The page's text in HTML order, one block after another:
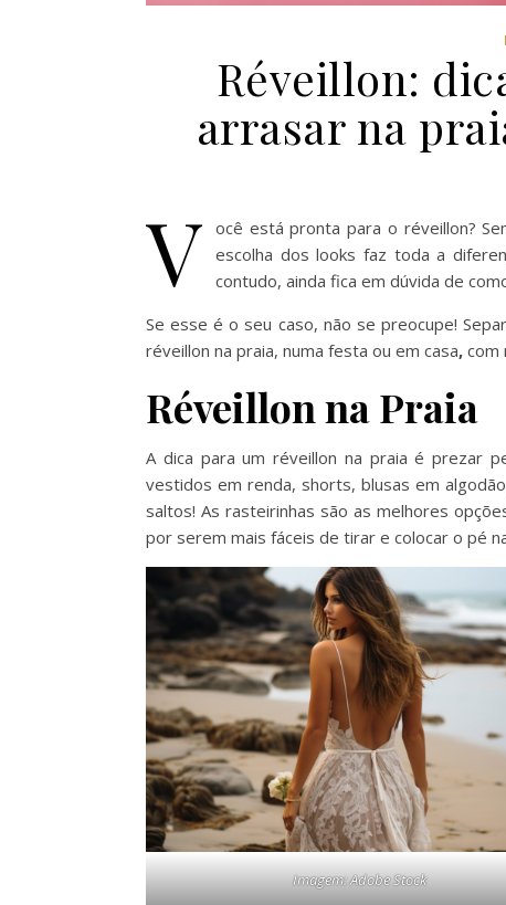
Réveillon:
arrasar na
V ocê está pronta para o réveillon?
escolha dos looks faz toda a
contudo, ainda fica em dúvida de
Se esse é o seu caso, não se preocupe!
réveillon na praia, numa festa ou em casa, com
Réveillon na Praia
A dica para um réveillon na praia é prezar
vestidos em renda, shorts, blusas em
saltos! As rasteirinhas são as melhores
por serem mais fáceis de tirar e colocar o pé
Imagem: Adobe Stock